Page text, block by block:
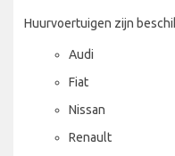
Huurvoertuigen zijn
Audi
Fiat
Nissan
Renault